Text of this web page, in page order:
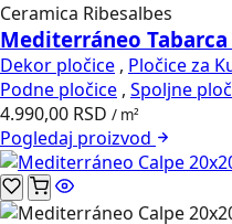
Ceramica Ribesalbes
Mediterráneo Tabarca
Dekor pločice , Pločice za
Podne pločice , Spoljne
4.990,00 RSD / m²
Pogledaj proizvod